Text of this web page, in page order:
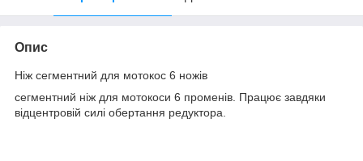
Опис
Ніж сегментний для мотокос 6 ножів
сегментний ніж для мотокоси 6 променів. Працює завдяки
відцентровій силі обертання редуктора.